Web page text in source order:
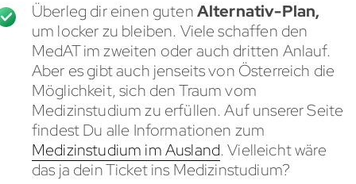
Überleg dir einen gutenAlternativ-Plan,
um locker zu bleiben. Viele schaffen den
MedAT im zweiten oder auch dritten Anlauf.
Aber es gibt auch jenseits von Österreich die
Möglichkeit, sich den Traum vom
Medizinstudium zu erfüllen. Auf unserer Seite
findest Du alle Informationen zum
Medizinstudium im Ausland. Vielleicht wäre
das ja dein Ticket ins Medizinstudium?